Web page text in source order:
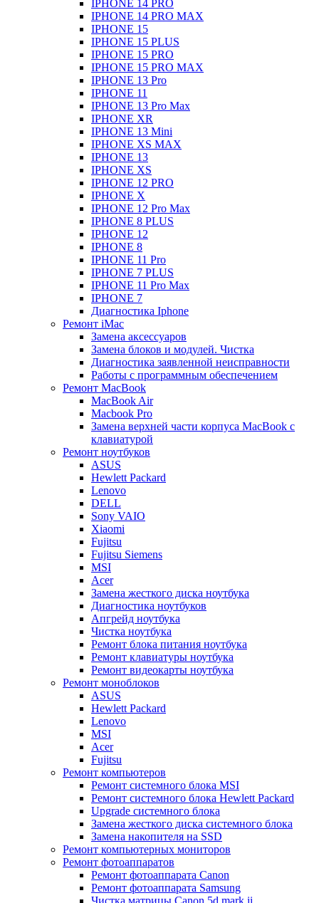
IPHONE 14 PRO
IPHONE 14 PRO MAX
IPHONE 15
IPHONE 15 PLUS
IPHONE 15 PRO
IPHONE 15 PRO MAX
IPHONE 13 Pro
IPHONE 11
IPHONE 13 Pro Max
IPHONE XR
IPHONE 13 Mini
IPHONE XS MAX
IPHONE 13
IPHONE XS
IPHONE 12 PRO
IPHONE X
IPHONE 12 Pro Max
IPHONE 8 PLUS
IPHONE 12
IPHONE 8
IPHONE 11 Pro
IPHONE 7 PLUS
IPHONE 11 Pro Max
IPHONE 7
Диагностика Iphone
Ремонт iMac
Замена аксессуаров
Замена блоков и модулей. Чистка
Диагностика заявленной неисправности
Работы с программным обеспечением
Ремонт MacBook
MacBook Air
Macbook Pro
Замена верхней части корпуса MacBook с
клавиатурой
Ремонт ноутбуков
ASUS
Hewlett Packard
Lenovo
DELL
Sony VAIO
Xiaomi
Fujitsu
Fujitsu Siemens
MSI
Acer
Замена жесткого диска ноутбука
Диагностика ноутбуков
Апгрейд ноутбука
Чистка ноутбука
Ремонт блока питания ноутбука
Ремонт клавиатуры ноутбука
Ремонт видеокарты ноутбука
Ремонт моноблоков
ASUS
Hewlett Packard
Lenovo
MSI
Acer
Fujitsu
Ремонт компьютеров
Ремонт системного блока MSI
Ремонт системного блока Hewlett Packard
Upgrade системного блока
Замена жесткого диска системного блока
Замена накопителя на SSD
Ремонт компьютерных мониторов
Ремонт фотоаппаратов
Ремонт фотоаппарата Canon
Ремонт фотоаппарата Samsung
Чистка матрицы Canon 5d mark ii